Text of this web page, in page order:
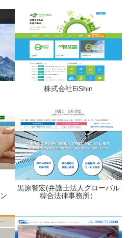
株式会社EiShin
黒原智宏(弁護士法人グローバル
綜合法律事務所）